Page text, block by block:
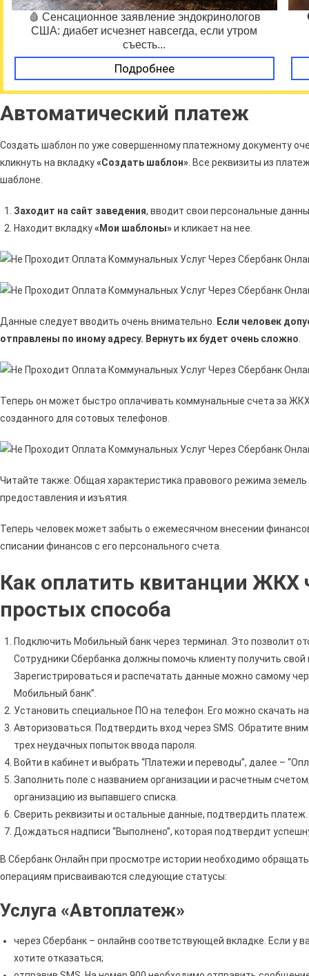
🩸 Сенсационное заявление эндокринологов
США: диабет исчезнет навсегда, если утром
съесть...
Подробнее
Автоматический платеж
Создать шаблон по уже совершенному платежному документу
кликнуть на вкладку«Создать шаблон» . Все реквизиты из
шаблоне.
Заходит на сайт заведения, вводит свои персональные
Находит вкладку«Мои шаблоны»и кликает на нее.
Данные следует вводить очень внимательно.
Если человек
отправлены по иному адресу. Вернуть их будет очень сложно
Теперь он может быстро оплачивать коммунальные счета за
созданного для сотовых телефонов.
Читайте также: Общая характеристика правового режима
предоставления и изъятия.
Теперь человек может забыть о ежемесячном внесении
списании финансов с его персонального счета.
Как оплатить квитанции ЖКХ
простых способа
Подключить Мобильный банк через терминал. Это позволит
Сотрудники Сбербанка должны помочь клиенту получить
Зарегистрироваться и распечатать данные можно самому
Мобильный банк”.
Установить специальное ПО на телефон. Его можно скачать
Авторизоваться. Подтвердить вход через SMS. Обратите
трех неудачных попыток ввода пароля.
Войти в кабинет и выбрать “Платежи и переводы”, далее –
Заполнить поле с названием организации и расчетным
организацию из выпавшего списка.
Сверить реквизиты и остальные данные, подтвердить платеж.
Дождаться надписи “Выполнено”, которая подтвердит
В Сбербанк Онлайн при просмотре истории необходимо
операциям присваиваются следующие статусы:
Услуга «Автоплатеж»
через Сбербанк – онлайнв соответствующей вкладке. Если у
хотите отказаться;